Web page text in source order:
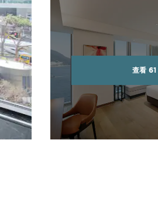
查看 61